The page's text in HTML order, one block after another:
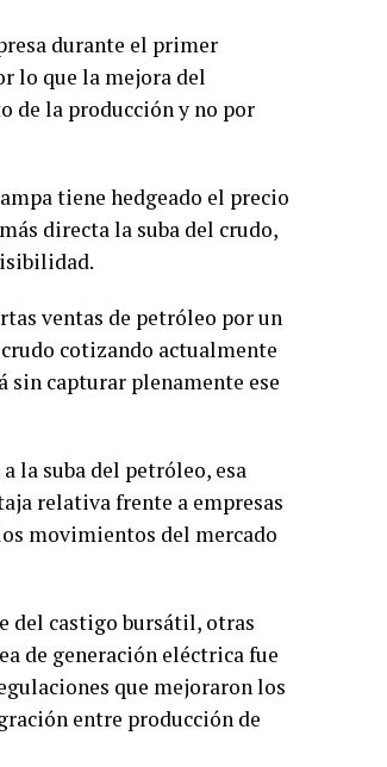
durante el primer
lo que la mejora del
de la producción y no por
tiene hedgeado el precio
directa la suba del crudo,
ventas de petróleo por un
cotizando actualmente
sin capturar plenamente ese
la suba del petróleo, esa
relativa frente a empresas
movimientos del mercado
del castigo bursátil, otras
de generación eléctrica fue
que mejoraron los
entre producción de